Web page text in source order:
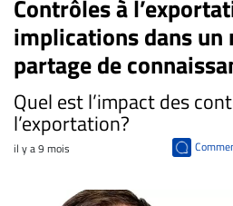
Contrôles à
implications dans un
partage de
Quel est l’impact des
l’exportation?
il y a 9 mois